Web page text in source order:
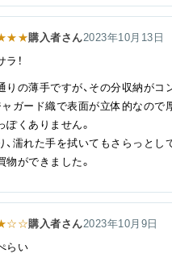
購入者さん2023年10月13日
ラ！
りの薄手ですが、その分収納がコ
ャガード織で表面が立体的なので
ぽくありません。
、濡れた手を拭いてもさらっとし
物ができました。
購入者さん2023年10月9日
らい